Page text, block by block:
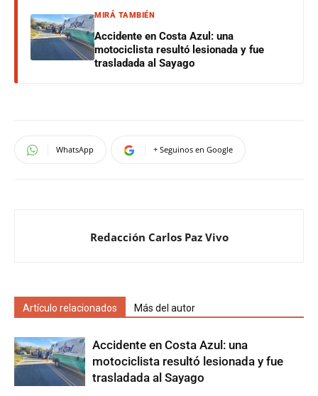
MIRÁ TAMBIÉN
Accidente en Costa Azul: una
motociclista resultó lesionada y fue
trasladada al Sayago
WhatsApp + Seguinos en Google
Redacción Carlos Paz Vivo
Artículo relacionados Más del autor
Accidente en Costa Azul: una
motociclista resultó lesionada y fue
trasladada al Sayago